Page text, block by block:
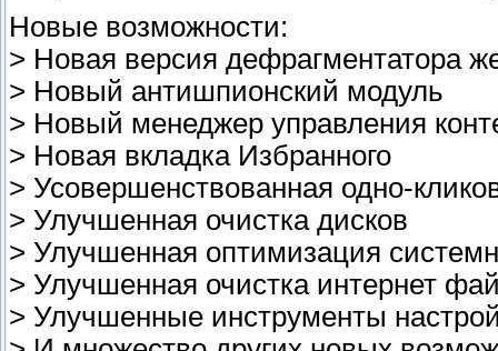
Новые возможности:
> Новая версия дефрагментатора
> Новый антишпионский модуль
> Новый менеджер управления
> Новая вкладка Избранного
> Усовершенствованная одно-
> Улучшенная очистка дисков
> Улучшенная оптимизация
> Улучшенная очистка интернет
> Улучшенные инструменты